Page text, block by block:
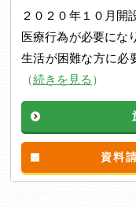
２０２０年１０月開
医療行為が必要にな
生活が困難な方に必
（続きを見る ）
資料